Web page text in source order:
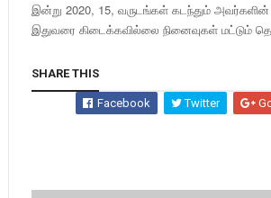
இன்று 2020, 15, வருடங்கள் கடந்தும்
இதுவரை கிடைக்கவில்லை நினைவுகள் மட்டும்
SHARE THIS
Facebook Twitter